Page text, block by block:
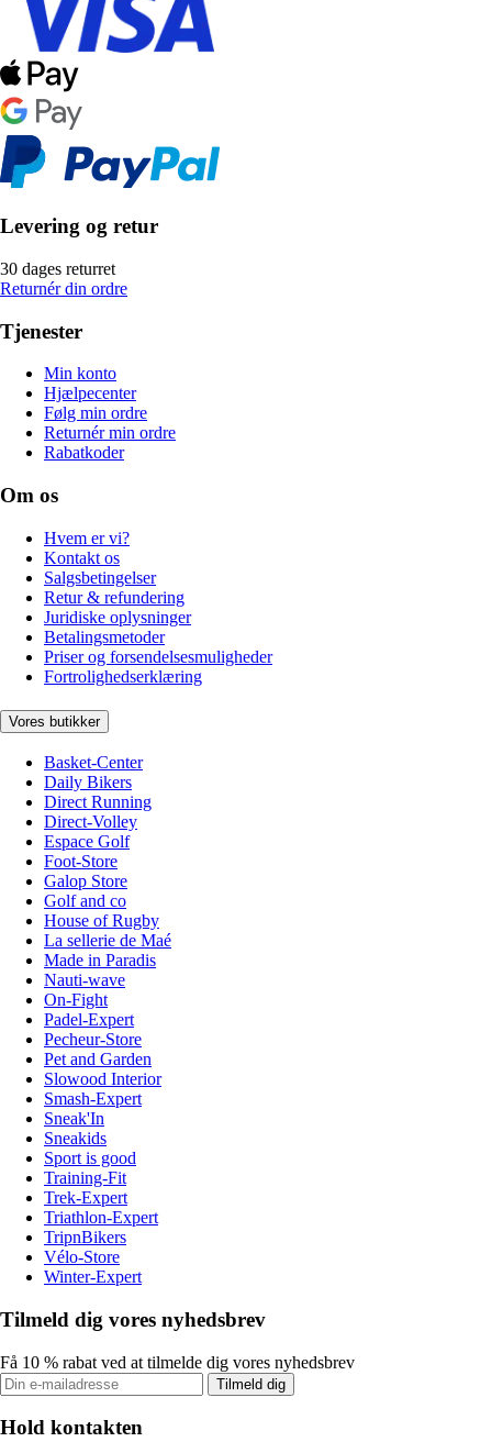
Levering og retur
30 dages returret
Returnér din ordre
Tjenester
Min konto
Hjælpecenter
Følg min ordre
Returnér min ordre
Rabatkoder
Om os
Hvem er vi?
Kontakt os
Salgsbetingelser
Retur & refundering
Juridiske oplysninger
Betalingsmetoder
Priser og forsendelsesmuligheder
Fortrolighedserklæring
Vores butikker
Basket-Center
Daily Bikers
Direct Running
Direct-Volley
Espace Golf
Foot-Store
Galop Store
Golf and co
House of Rugby
La sellerie de Maé
Made in Paradis
Nauti-wave
On-Fight
Padel-Expert
Pecheur-Store
Pet and Garden
Slowood Interior
Smash-Expert
Sneak'In
Sneakids
Sport is good
Training-Fit
Trek-Expert
Triathlon-Expert
TripnBikers
Vélo-Store
Winter-Expert
Tilmeld dig vores nyhedsbrev
Få 10 % rabat ved at tilmelde dig vores nyhedsbrev
Tilmeld dig
Hold kontakten